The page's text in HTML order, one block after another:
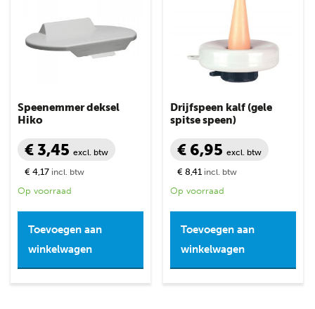
Speenemmer deksel
Hiko
€ 3,45 excl. btw
€ 4,17 incl. btw
Op voorraad
Toevoegen aan
winkelwagen
Drijfspeen kalf (gele
spitse speen)
€ 6,95excl. btw
€ 8,41 incl. btw
Op voorraad
Toevoegen aan
winkelwagen